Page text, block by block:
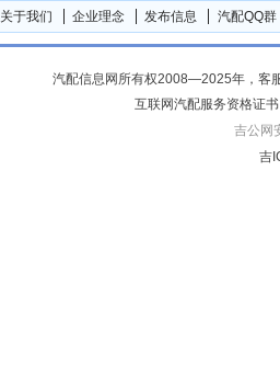
关于我们 企业理念 发布信息 汽配QQ群
汽配信息网所有权2008—2025年，客
互联网汽配服务资格证
吉公网
吉